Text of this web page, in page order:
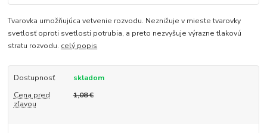
Tvarovka umožňujúca vetvenie rozvodu. Neznižuje v mieste tvarovky
svetlosť oproti svetlosti potrubia, a preto nezvyšuje výrazne tlakovú
stratu rozvodu. celý popis
Dostupnosť
skladom
Cena pred
zľavou
1,08 €